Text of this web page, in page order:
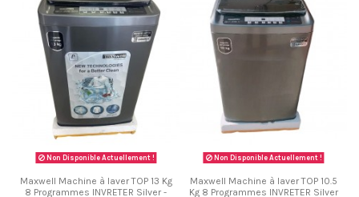
Non Disponible Actuellement !
Maxwell Machine à laver TOP 13 Kg
8 Programmes INVRETER Silver -
Non Disponible Actuellement !
Maxwell Machine à laver TOP 10.5
Kg 8 Programmes INVRETER Silver